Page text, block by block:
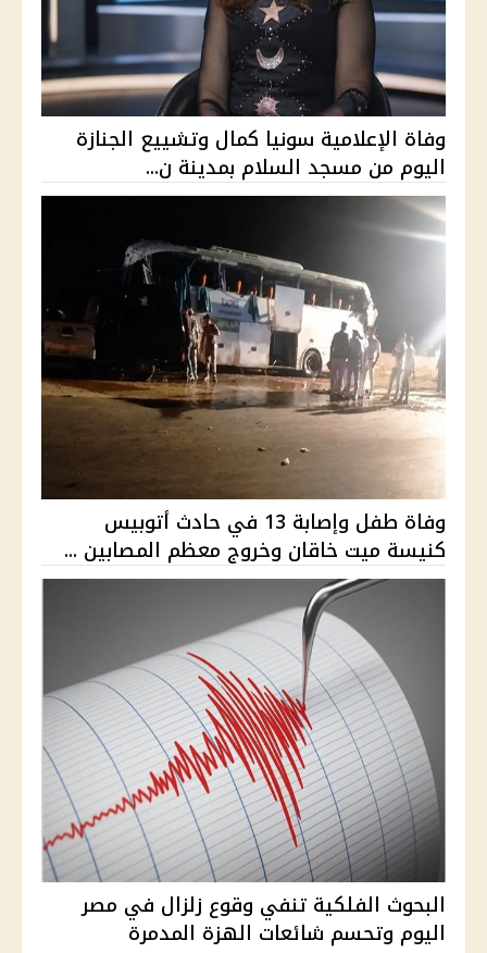
وفاة الإعلامية سونيا كمال وتشييع الجنازة
اليوم من مسجد السلام بمدينة ن...
وفاة طفل وإصابة 13 في حادث أتوبيس
كنيسة ميت خاقان وخروج معظم المصابين ...
البحوث الفلكية تنفي وقوع زلزال في مصر
اليوم وتحسم شائعات الهزة المدمرة